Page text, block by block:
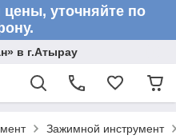
уточняйте по
в г.Атырау
Зажимной инструмент